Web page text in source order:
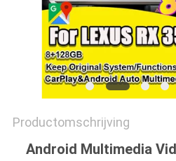
Productomschrijving
Android Multimedia